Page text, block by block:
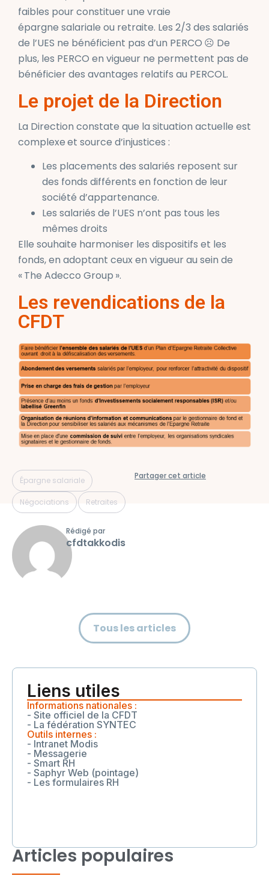
faibles pour constituer une vraie
épargne salariale ou retraite. Les 2/3 des salariés
de l’UES ne bénéficient pas d’un PERCO ☹ De
plus, les PERCO en vigueur ne permettent pas de
bénéficier des avantages relatifs au PERCOL.
Le projet de la Direction
La Direction constate que la situation actuelle est
complexeet source d’injustices :
Les placements des salariés reposent sur
des fonds différents en fonction de leur
société d’appartenance.
Les salariés de l’UES n’ont pas tous les
mêmes droits
Elle souhaite harmoniser les dispositifs et les
fonds, en adoptant ceux en vigueur au sein de
«The Adecco Group ».
Les revendications de la
CFDT
Épargne salariale
Négociations Retraites
Partager cet article
Rédigé par
cfdtakkodis
Tous les articles
Liens utiles
Informations nationales :
- Site officiel de la CFDT
- La fédération SYNTEC
Outils internes :
- Intranet Modis
- Messagerie
- Smart RH
- Saphyr Web (pointage)
- Les formulaires RH
Articles populaires